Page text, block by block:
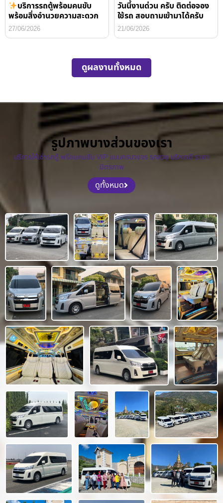
บริการรถตู้พร้อมคนขับ
พร้อมสิ่งอำนวยความสะดวก
27/06/2026
วันนี้งานด่วน ครับ ติดต่อจอง
ใช้รถ สอบถามเข้ามาได้ครับ
21/06/2026
ดูผลงานทั้งหมด
รูปภาพบางส่วนของเรา
บริการให้เช่ารถตู้ พร้อมคนขับ VIP แบบครบวงจร รถสวย บริการดี ราคา
มิตรภาพ
ดูทั้งหมด